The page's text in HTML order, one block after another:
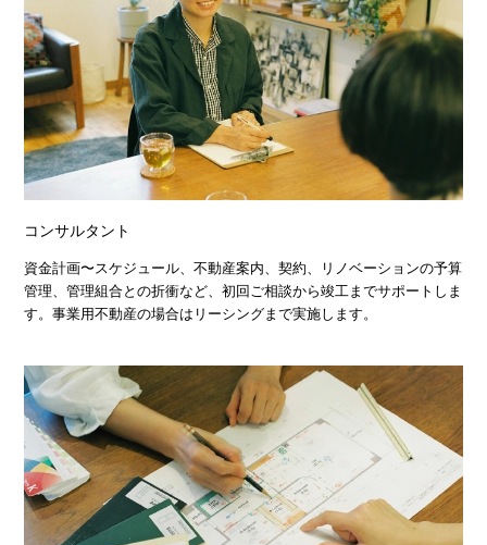
コンサルタント
資金計画〜スケジュール、不動産案内、契約、リノベーションの予算
管理、管理組合との折衝など、初回ご相談から竣工までサポートしま
す。事業用不動産の場合はリーシングまで実施します。